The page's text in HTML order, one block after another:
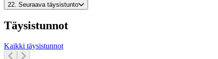
22. Seuraava täysistunto
Täysistunnot
Kaikki täysistunnot